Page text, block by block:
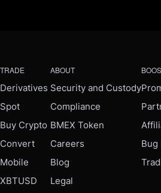
TRADE
Derivatives
Spot
Buy Crypto
Convert
Mobile
XBTUSD
ABOUT
Security and Custody
Compliance
BMEX Token
Careers
Blog
Legal
Bug